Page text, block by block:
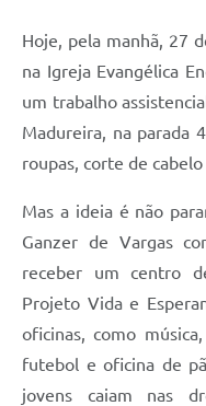
Hoje, pela manhã, 27
na Igreja Evangélica
um trabalho
Madureira, na parada
roupas, corte de
Mas a ideia é não
Ganzer de Vargas
receber um centro
Projeto Vida e
oficinas, como
futebol e oficina de
jovens caiam nas